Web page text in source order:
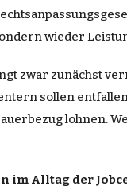
wieder
zwar zunächst
sollen
lohnen.
im Alltag der